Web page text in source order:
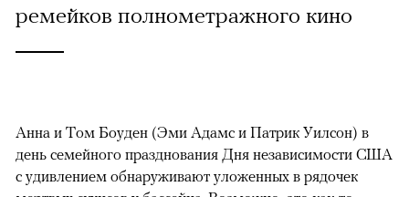
ремейков полнометражного кино
Анна и Том Боуден (Эми Адамс и Патрик Уилсон) в
день семейного празднования Дня независимости США
с удивлением обнаруживают уложенных в рядочек